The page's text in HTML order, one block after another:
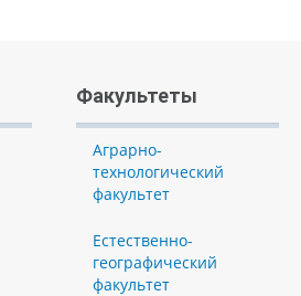
Факультеты
Аграрно-
технологический
факультет
Естественно-
географический
факультет